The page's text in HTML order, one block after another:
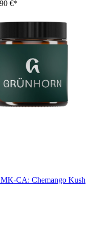
€*
CA: Chemango Kush